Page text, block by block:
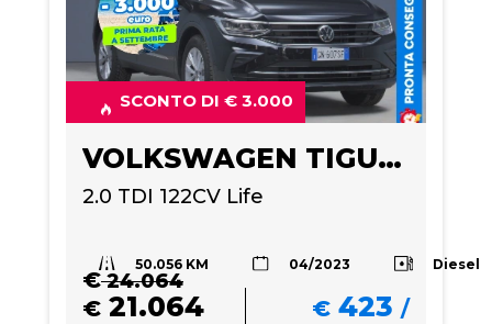
SCONTO DI € 3.000
VOLKSWAGEN TIGUAN
2.0 TDI 122CV Life
50.056 KM 04/2023 Diesel
€24.064
€ 21.064 € 423 /